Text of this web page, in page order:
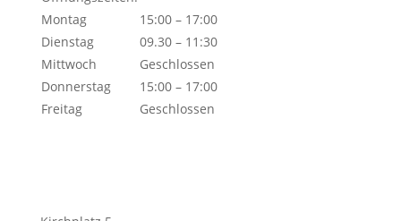
Montag
15:00 – 17:00
Dienstag
09.30 – 11:30
Mittwoch
Geschlossen
Donnerstag
15:00 – 17:00
Freitag
Geschlossen